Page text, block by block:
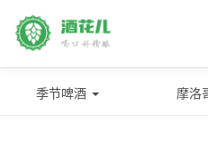
季节啤酒 摩洛